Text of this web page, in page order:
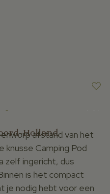
Holland
afstand van het
knusse Camping Pod
zelf ingericht, dus
is het compact
je nodig hebt voor een